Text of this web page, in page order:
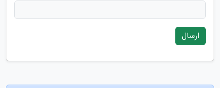
ارسال